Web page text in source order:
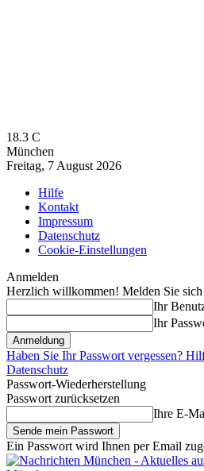
18.3 C
München
Freitag, 7 August 2026
Hilfe
Kontakt
Impressum
Datenschutz
Cookie-Einstellungen
Anmelden
Herzlich willkommen! Melden Sie sich
Ihr
Ihr
Haben Sie Ihr Passwort vergessen?
Datenschutz
Passwort-Wiederherstellung
Passwort zurücksetzen
Ihre E-
Ein Passwort wird Ihnen per Email